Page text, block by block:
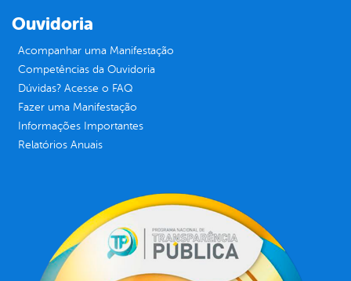
Ouvidoria
Acompanhar uma Manifestação
Competências da Ouvidoria
Dúvidas? Acesse o FAQ
Fazer uma Manifestação
Informações Importantes
Relatórios Anuais